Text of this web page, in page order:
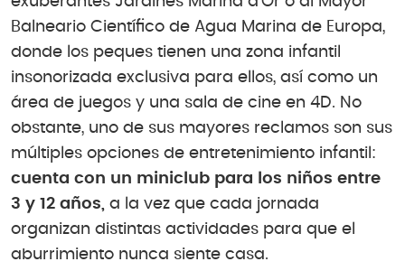
Balneario Científico de Agua Marina de Europa,
donde los peques tienen una zona infantil
insonorizada exclusiva para ellos, así como un
área de juegos y una sala de cine en 4D. No
obstante, uno de sus mayores reclamos son sus
múltiples opciones de entretenimiento infantil:
cuenta con un miniclub para los niños entre
3 y 12 años, a la vez que cada jornada
organizan distintas actividades para que el
aburrimiento nunca siente casa.